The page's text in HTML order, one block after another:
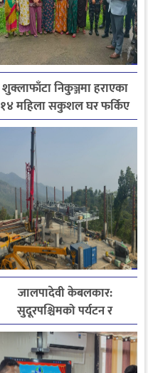
शुक्लाफाँटा निकुञ्जमा हराएका
१४ महिला सकुशल घर फर्किए
जालपादेवी केबलकार:
सुदूरपश्चिमको पर्यटन र
समृद्धिको नयाँ आधार